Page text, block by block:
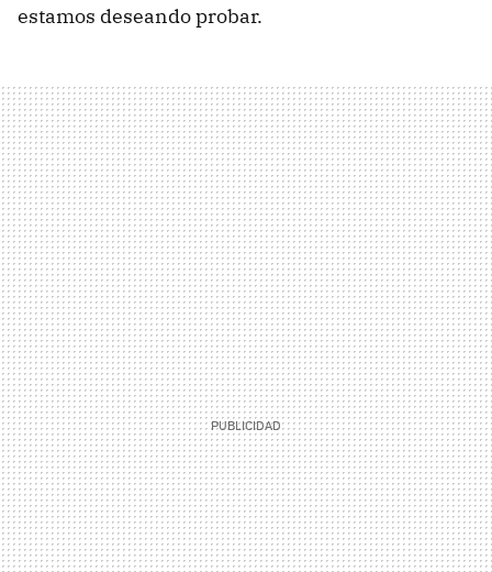
estamos deseando probar.